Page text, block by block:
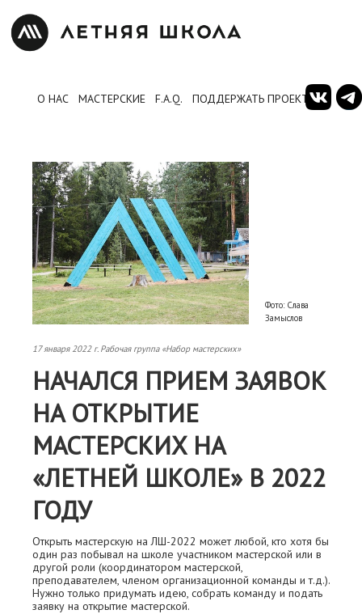
О НАС МАСТЕРСКИЕ F.A.Q. ПОДДЕРЖАТЬ ПРОЕКТ
Фото: Слава
Замыслов
17 января 2022 г. Рабочая группа «Набор мастерских»
НАЧАЛСЯ ПРИЕМ ЗАЯВОК
НА ОТКРЫТИЕ
МАСТЕРСКИХ НА
«ЛЕТНЕЙ ШКОЛЕ» В 2022
ГОДУ
Открыть мастерскую на ЛШ-2022 может любой, кто хотя бы
один раз побывал на школе участником мастерской или в
другой роли (координатором мастерской,
преподавателем, членом организационной команды и т.д.).
Нужно только придумать идею, собрать команду и подать
заявку на открытие мастерской.